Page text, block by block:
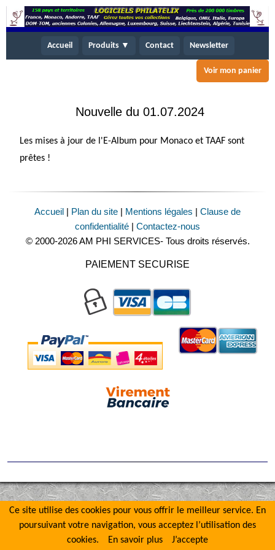
Accueil Produits ▼ Contact Newsletter
Voir mon panier
Nouvelle du 01.07.2024
Les mises à jour de l'E-Album pour Monaco et TAAF sont
prêtes !
Accueil | Plan du site | Mentions légales | Clause de
confidentialité | Contactez-nous
© 2000-2026 AM PHI SERVICES- Tous droits réservés.
PAIEMENT SECURISE
Ce site utilise des cookies pour vous offrir le meilleur service. En
poursuivant votre navigation, vous acceptez l’utilisation des
cookies.
En savoir plus J’accepte